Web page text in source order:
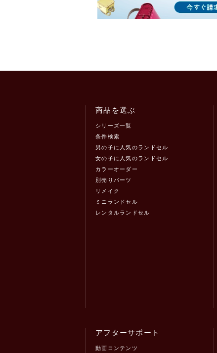
商品を選ぶ
シリーズ一覧
条件検索
男の子に人気のランドセル
女の子に人気のランドセル
カラーオーダー
別売りパーツ
リメイク
ミニランドセル
レンタルランドセル
アフターサポート
動画コンテンツ